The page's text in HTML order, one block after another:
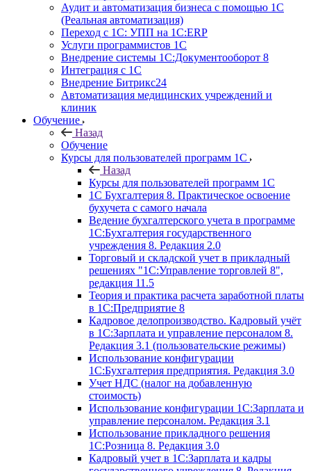
Аудит и автоматизация бизнеса с помощью 1С
(Реальная автоматизация)
Переход с 1С: УПП на 1С:ERP
Услуги программистов 1С
Внедрение системы 1С:Документооборот 8
Интеграция с 1С
Внедрение Битрикс24
Автоматизация медицинских учреждений и
клиник
Обучение
Назад
Обучение
Курсы для пользователей программ 1С
Назад
Курсы для пользователей программ 1С
1С Бухгалтерия 8. Практическое освоение
бухучета с самого начала
Ведение бухгалтерского учета в программе
1С:Бухгалтерия государственного
учреждения 8. Редакция 2.0
Торговый и складской учет в прикладный
решениях "1С:Управление торговлей 8",
редакция 11.5
Теория и практика расчета заработной платы
в 1С:Предприятие 8
Кадровое делопроизводство. Кадровый учёт
в 1С:Зарплата и управление персоналом 8.
Редакция 3.1 (пользовательские режимы)
Использование конфигурации
1С:Бухгалтерия предприятия. Редакция 3.0
Учет НДС (налог на добавленную
стоимость)
Использование конфигурации 1С:Зарплата и
управление персоналом. Редакция 3.1
Использование прикладного решения
1С:Розница 8. Редакция 3.0
Кадровый учет в 1С:Зарплата и кадры